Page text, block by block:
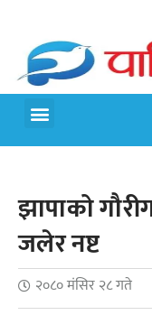
झापाको
जलेर नष्ट
२०८० मंसिर २८ गते